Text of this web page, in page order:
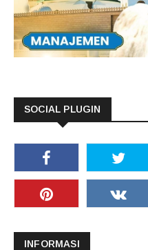
SOCIAL PLUGIN
INFORMASI